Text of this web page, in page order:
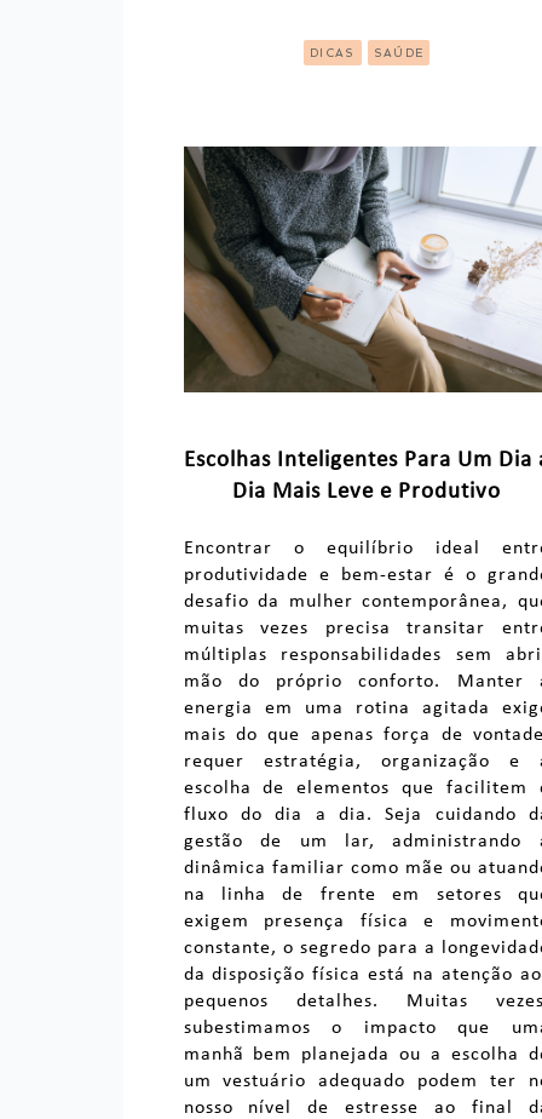
DICAS SAÚDE
Escolhas Inteligentes Para Um Dia
Dia Mais Leve e Produtivo
Encontrar o equilíbrio ideal
produtividade e bem-estar é o
desafio da mulher contemporânea,
muitas vezes precisa transitar
múltiplas responsabilidades sem
mão do próprio conforto. Manter
energia em uma rotina agitada
mais do que apenas força de
requer estratégia, organização e
escolha de elementos que facilitem
fluxo do dia a dia. Seja cuidando
gestão de um lar, administrando
dinâmica familiar como mãe ou
na linha de frente em setores
exigem presença física e
constante, o segredo para a
da disposição física está na atenção
pequenos detalhes. Muitas
subestimamos o impacto que
manhã bem planejada ou a escolha
um vestuário adequado podem ter
nosso nível de estresse ao final